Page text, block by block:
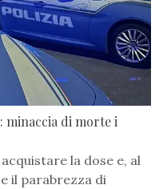
minaccia di morte i
la dose e, al
il parabrezza di